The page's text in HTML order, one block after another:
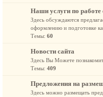
Наши услуги по работе
Здесь обсуждаются
оформлению и подготовке
Темы: 60
Новости сайта
Здесь Вы Можете
Темы: 409
Предложения на
Здесь можно размещать